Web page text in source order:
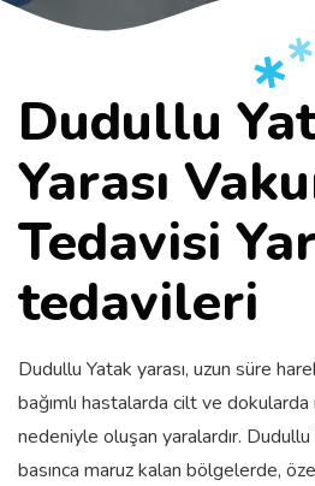
Dudullu
Yarası
Tedavisi
tedavileri
Dudullu Yatak yarası, uzun süre
bağımlı hastalarda cilt ve
nedeniyle oluşan yaralardır.
basınca maruz kalan bölgelerde,